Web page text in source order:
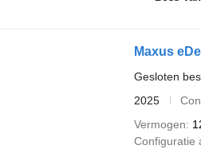
Maxus
Gesloten
2025
Vermogen
Configuratie